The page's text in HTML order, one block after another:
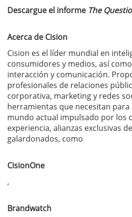
Descargue el informe The
Acerca de Cision
Cision es el líder mundial en
consumidores y medios, así
interacción y comunicación.
profesionales de relaciones
corporativa, marketing y redes
herramientas que necesitan para
mundo actual impulsado por los
experiencia, alianzas exclusivas
galardonados, como
CisionOne
,
Brandwatch